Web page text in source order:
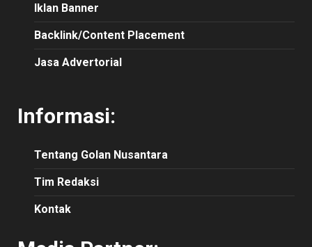
Iklan Banner
Backlink/Content Placement
Jasa Advertorial
Informasi:
Tentang Golan Nusantara
Tim Redaksi
Kontak